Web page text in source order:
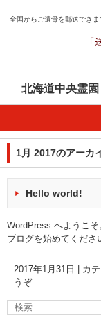
全国からご遺骨を郵送でき
北海道中央霊園
1月 2017のアーカ
Hello world!
WordPress へようこ
ブログを始めてくださ
2017年1月31日 カ
うぞ